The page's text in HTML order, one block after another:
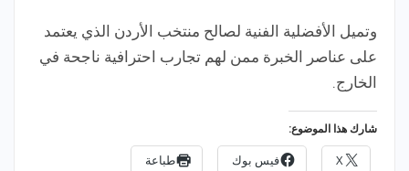
وتميل الأفضلية الفنية لصالح منتخب الأردن الذي يعتمد
على عناصر الخبرة ممن لهم تجارب احترافية ناجحة في
الخارج.
شارك هذا الموضوع:
X فيس بوك طباعة